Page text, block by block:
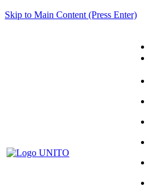
Skip to Main Content (Press Enter)